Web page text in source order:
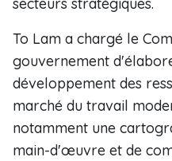
To Lam a chargé le
gouvernement
développement des
marché du travail
notamment une
main-d'œuvre et de